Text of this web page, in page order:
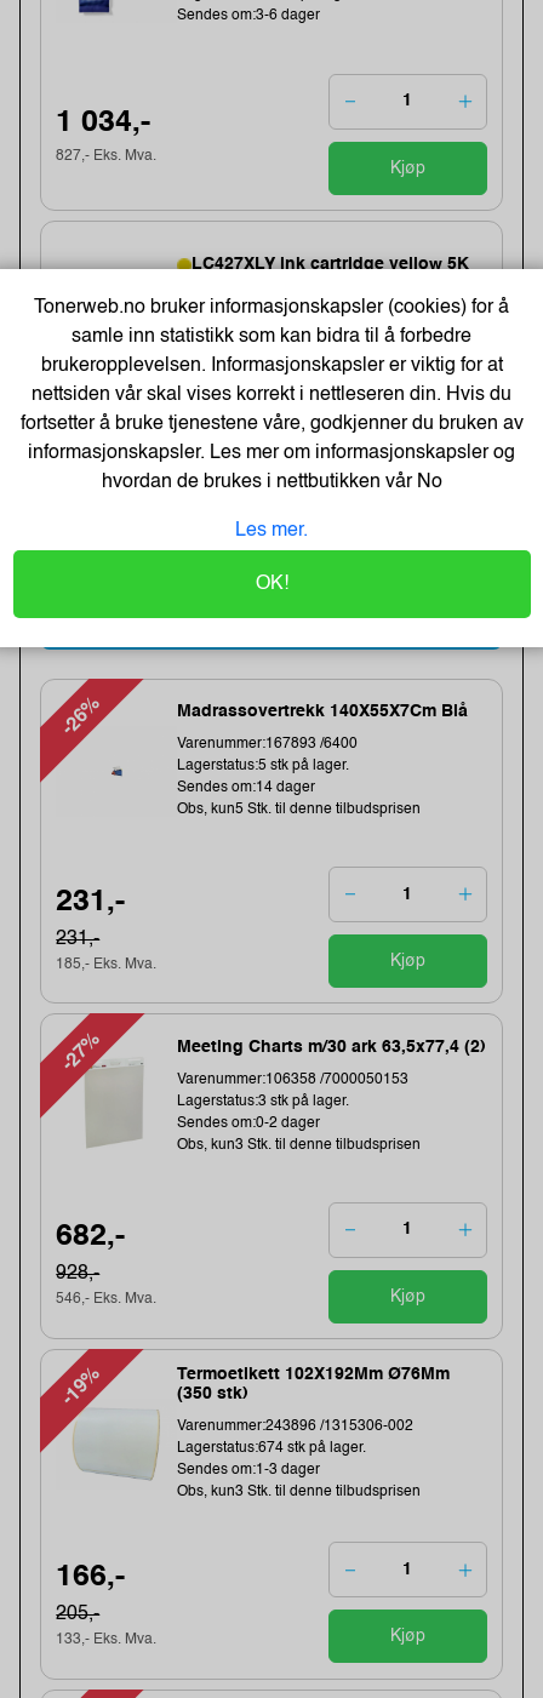
Sendes om:3-6 dager
1 034,-
827,- Eks. Mva.
Kjøp
LC427XLY ink cartridge yellow 5K
Varenummer:213927 /LC427XLY
Lagerstatus:75 stk på lager.
Sendes om:3-6 dager
1 034,-
827,- Eks. Mva.
Kampanjevarer
-26% Madrassovertrekk 140X55X7Cm Blå
Varenummer:167893 /6400
Lagerstatus:5 stk på lager.
Sendes om:14 dager
Obs, kun5 Stk. til denne tilbudsprisen
231,-
231,-
185,- Eks. Mva. Kjøp
-27% Meeting Charts m/30 ark 63,5x77,4 (2)
Varenummer:106358 /7000050153
Lagerstatus:3 stk på lager.
Sendes om:0-2 dager
Obs, kun3 Stk. til denne tilbudsprisen
682,-
928,-
546,- Eks. Mva. Kjøp
-19%
Termoetikett 102X192Mm Ø76Mm
(350 stk)
Varenummer:243896 /1315306-002
Lagerstatus:674 stk på lager.
Sendes om:1-3 dager
Obs, kun3 Stk. til denne tilbudsprisen
166,-
205,-
133,- Eks. Mva. Kjøp
Tonerweb.no bruker informasjonskapsler (cookies) for å
samle inn statistikk som kan bidra til å forbedre
brukeropplevelsen. Informasjonskapsler er viktig for at
nettsiden vår skal vises korrekt i nettleseren din. Hvis du
fortsetter å bruke tjenestene våre, godkjenner du bruken av
informasjonskapsler. Les mer om informasjonskapsler og
hvordan de brukes i nettbutikken vårNo
Les mer.
OK!